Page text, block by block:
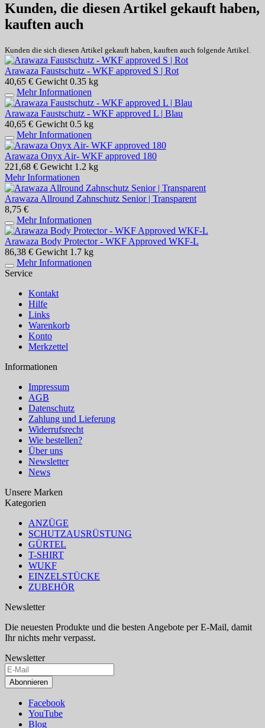
Kunden, die diesen Artikel gekauft haben,
kauften auch
Kunden die sich diesen Artikel gekauft haben, kauften auch folgende Artikel.
Arawaza Faustschutz - WKF approved S | Rot
40,65 € Gewicht 0.35 kg
Mehr Informationen
Arawaza Faustschutz - WKF approved L | Blau
40,65 € Gewicht 0.5 kg
Mehr Informationen
Arawaza Onyx Air- WKF approved 180
221,68 € Gewicht 1.2 kg
Mehr Informationen
Arawaza Allround Zahnschutz Senior | Transparent
8,75 €
Mehr Informationen
Arawaza Body Protector - WKF Approved WKF-L
86,38 € Gewicht 1.7 kg
Mehr Informationen
Service
Kontakt
Hilfe
Links
Warenkorb
Konto
Merkzettel
Informationen
Impressum
AGB
Datenschutz
Zahlung und Lieferung
Widerrufsrecht
Wie bestellen?
Über uns
Newsletter
News
Unsere Marken
Kategorien
ANZÜGE
SCHUTZAUSRÜSTUNG
GÜRTEL
T-SHIRT
WUKF
EINZELSTÜCKE
ZUBEHÖR
Newsletter
Die neuesten Produkte und die besten Angebote per E-Mail, damit
Ihr nichts mehr verpasst.
Newsletter
Abonnieren
Facebook
YouTube
Blog